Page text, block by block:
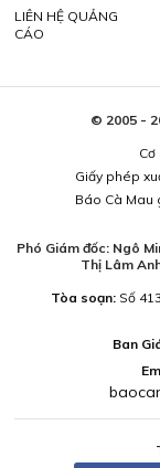
LIÊN HỆ QUẢNG
CÁO
© 2005 -
Giấy phép
Báo Cà Mau
Phó Giám đốc: Ngô
Thị Lâm
Tòa soạn:Số
Ban